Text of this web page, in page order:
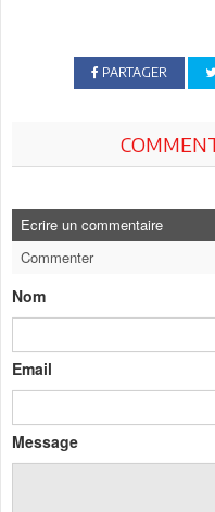
PARTAGER
Ecrire un commentaire
Commenter
Nom
Email
Message